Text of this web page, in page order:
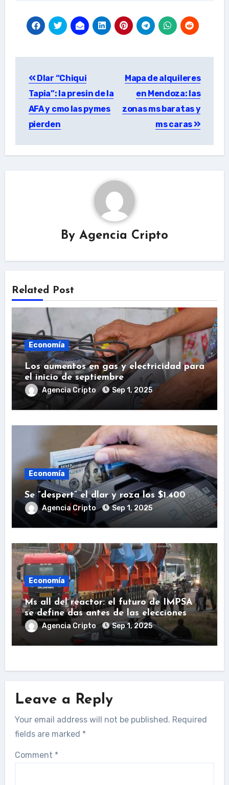
navigation
Dlar “Chiqui
Tapia”: la presin de la
AFA y cmo las pymes
pierden
Mapa de alquileres
en Mendoza: las
zonas ms baratas y
ms caras
By Agencia Cripto
Related Post
Economía
Los aumentos en gas y electricidad para
el inicio de septiembre
Agencia Cripto Sep 1, 2025
Economía
Se “despert” el dlar y roza los $1.400
Agencia Cripto Sep 1, 2025
Economía
Ms all del reactor: el futuro de IMPSA
se define das antes de las elecciones
Agencia Cripto Sep 1, 2025
Leave a Reply
Your email address will not be published. Required
fields are marked *
Comment *